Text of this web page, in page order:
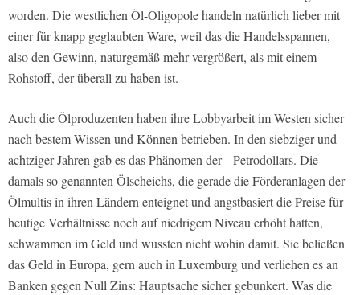
worden. Die westlichen Öl-Oligopole handeln natürlich lieber mit
einer für knapp geglaubten Ware, weil das die Handelsspannen,
also den Gewinn, naturgemäß mehr vergrößert, als mit einem
Rohstoff, der überall zu haben ist.
Auch die Ölproduzenten haben ihre Lobbyarbeit im Westen sicher
nach bestem Wissen und Können betrieben. In den siebziger und
achtziger Jahren gab es das Phänomen der Petrodollars. Die
damals so genannten Ölscheichs, die gerade die Förderanlagen der
Ölmultis in ihren Ländern enteignet und angstbasiert die Preise für
heutige Verhältnisse noch auf niedrigem Niveau erhöht hatten,
schwammen im Geld und wussten nicht wohin damit. Sie beließen
das Geld in Europa, gern auch in Luxemburg und verliehen es an
Banken gegen Null Zins: Hauptsache sicher gebunkert. Was die